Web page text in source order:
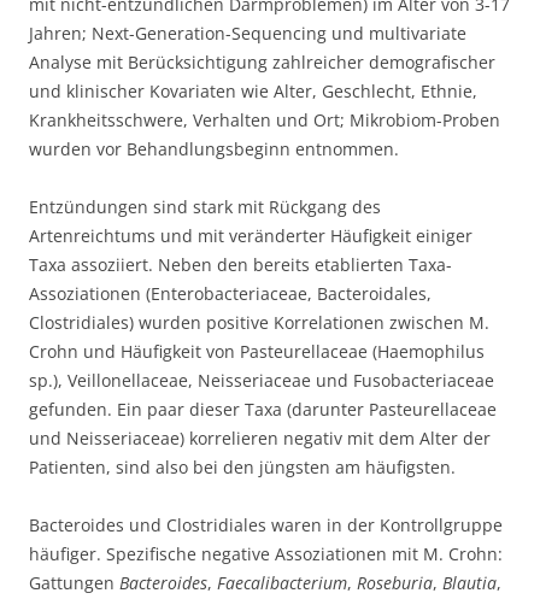
mit nicht-entzündlichen Darmproblemen) im Alter von 3-17
Jahren; Next-Generation-Sequencing und multivariate
Analyse mit Berücksichtigung zahlreicher demografischer
und klinischer Kovariaten wie Alter, Geschlecht, Ethnie,
Krankheitsschwere, Verhalten und Ort; Mikrobiom-Proben
wurden vor Behandlungsbeginn entnommen.
Entzündungen sind stark mit Rückgang des
Artenreichtums und mit veränderter Häufigkeit einiger
Taxa assoziiert. Neben den bereits etablierten Taxa-
Assoziationen (Enterobacteriaceae, Bacteroidales,
Clostridiales) wurden positive Korrelationen zwischen M.
Crohn und Häufigkeit von Pasteurellaceae (Haemophilus
sp.), Veillonellaceae, Neisseriaceae und Fusobacteriaceae
gefunden. Ein paar dieser Taxa (darunter Pasteurellaceae
und Neisseriaceae) korrelieren negativ mit dem Alter der
Patienten, sind also bei den jüngsten am häufigsten.
Bacteroides und Clostridiales waren in der Kontrollgruppe
häufiger. Spezifische negative Assoziationen mit M. Crohn:
Gattungen Bacteroides, Faecalibacterium, Roseburia, Blautia,